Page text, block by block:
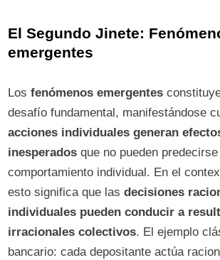
El Segundo Jinete:
emergentes
Losfenómenos emergentes
desafío fundamental, manifestándose
acciones individuales generan
inesperados que no pueden
comportamiento individual. En el
esto significa que lasdecisiones
individuales pueden conducir a
irracionales colectivos. El ejemplo
bancario: cada depositante actúa